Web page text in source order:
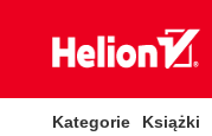
Kategorie Książki